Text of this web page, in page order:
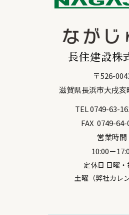
長住建設株
〒526-
滋賀県長浜市大戌亥
TEL0749-63-
FAX 0749-64-
営業時間
10:00－
定休日 日曜・
土曜（弊社カレン